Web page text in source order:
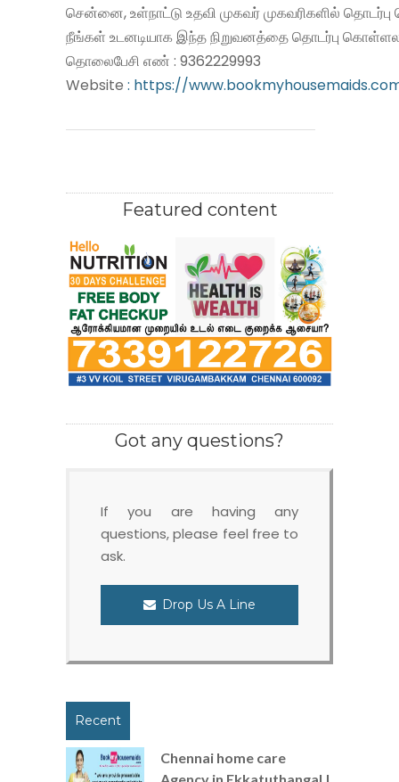
சென்னை, உள்நாட்டு உதவி முகவர் முகவரிகளில்
நீங்கள் உடனடியாக இந்த நிறுவனத்தை தொடர்பு
தொலைபேசி எண் : 9362229993
Website : https://
Featured content
Got any questions?
If you are having any
questions, please feel free to
ask.
Drop Us A Line
Recent
Chennai home care
Agency in Ekkatuthangal |